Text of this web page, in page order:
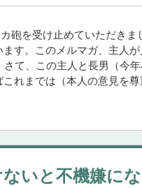
砲を受け止めていただき
す。このメルマガ、主人
て、この主人と長男（今
れまでは（本人の意見を尊
いと不機嫌にな